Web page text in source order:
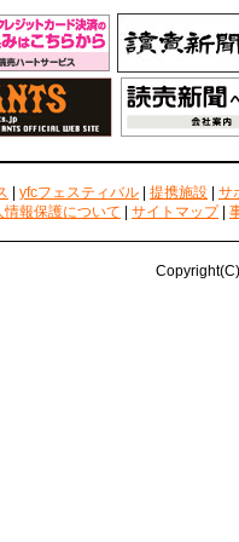
yfcフェスティバル 提携施設
サ
情報保護について サイトマップ|